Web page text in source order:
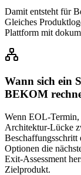
Damit entsteht für
Gleiches
Plattform mit
Wann sich ein
BEKOM
Wenn EOL-Termin,
Architektur-Lücke
Beschaffungsschritt
Optionen die
Exit-Assessment
Zielprodukt.